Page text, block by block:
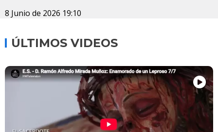
8 Junio de 2026 19:10
ÚLTIMOS VIDEOS